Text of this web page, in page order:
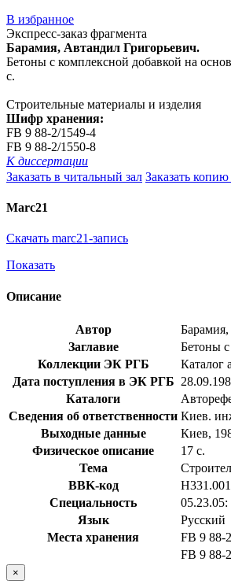
В избранное
Экспресс-заказ фрагмента
Барамия, Автандил Григорьевич.
Бетоны с комплексной добавкой на
с.
Строительные материалы и изделия
Шифр хранения:
FB 9 88-2/1549-4
FB 9 88-2/1550-8
К диссертации
Заказать в читальный зал Заказать
Marc21
Скачать marc21-запись
Показать
Описание
Автор
Заглавие
Бетоны с
Коллекции ЭК РГБ
Каталог
Дата поступления в ЭК РГБ
Каталоги
Сведения об ответственности Киев.
Выходные данные
Киев,
Физическое описание
17 с.
Тема
BBK-код
Специальность
Язык
Русский
Места хранения
FB 9 88-
FB 9 88-
×